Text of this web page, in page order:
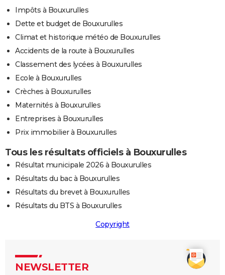
Impôts à Bouxurulles
Dette et budget de Bouxurulles
Climat et historique météo de Bouxurulles
Accidents de la route à Bouxurulles
Classement des lycées à Bouxurulles
Ecole à Bouxurulles
Crèches à Bouxurulles
Maternités à Bouxurulles
Entreprises à Bouxurulles
Prix immobilier à Bouxurulles
Tous les résultats officiels à Bouxurulles
Résultat municipale 2026 à Bouxurulles
Résultats du bac à Bouxurulles
Résultats du brevet à Bouxurulles
Résultats du BTS à Bouxurulles
Copyright
NEWSLETTER